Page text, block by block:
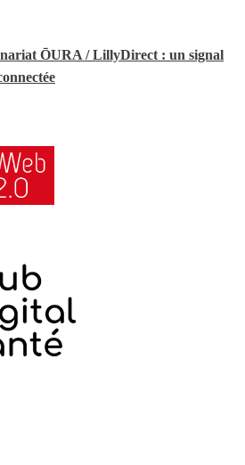
ŌURA / LillyDirect : un signal